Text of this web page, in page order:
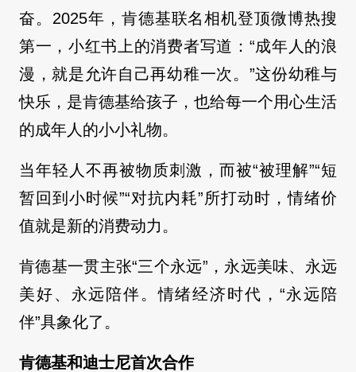
奋。2025年，肯德基联名相机登顶微博热搜
第一，小红书上的消费者写道：“成年人的浪
漫，就是允许自己再幼稚一次。”这份幼稚与
快乐，是肯德基给孩子，也给每一个用心生活
的成年人的小小礼物。
当年轻人不再被物质刺激，而被“被理解”“短
暂回到小时候”“对抗内耗”所打动时，情绪价
值就是新的消费动力。
肯德基一贯主张“三个永远”，永远美味、永远
美好、永远陪伴。情绪经济时代，“永远陪
伴”具象化了。
肯德基和迪士尼首次合作